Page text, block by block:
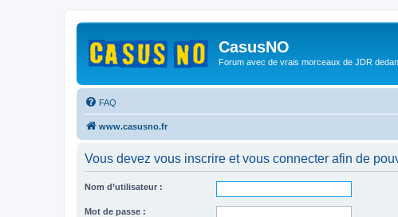
CasusNO
Forum avec de vrais morceaux de JDR
FAQ
www.casusno.fr
Vous devez vous inscrire et vous connecter afin de
Nom d’utilisateur :
Mot de passe :